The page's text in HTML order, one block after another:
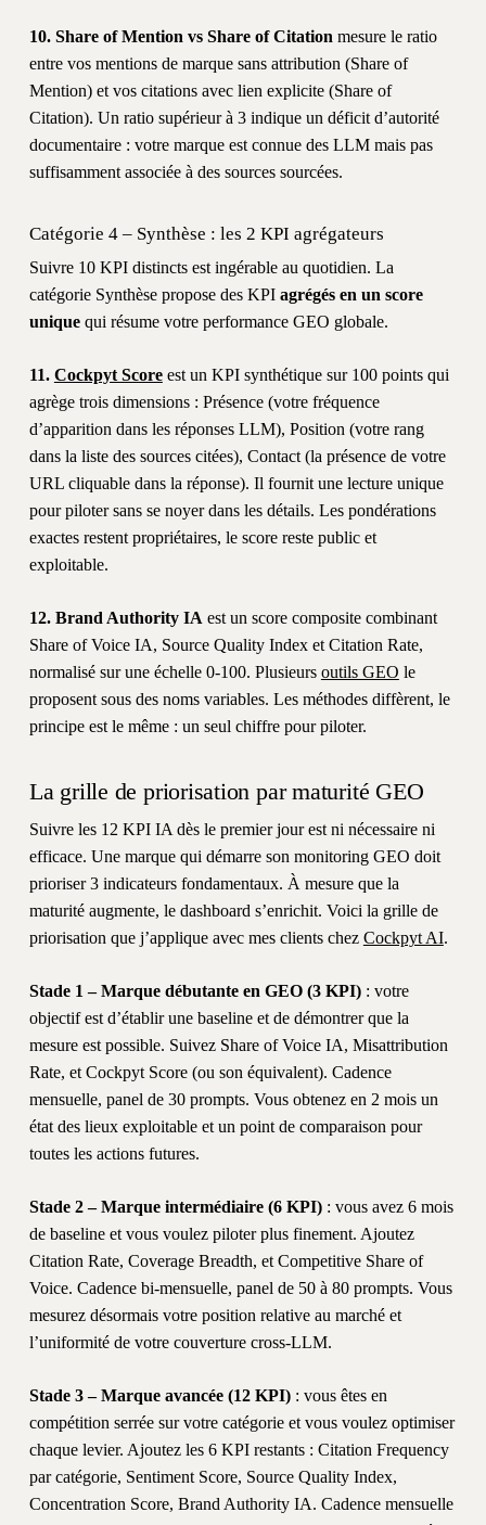
10. Share of Mention vs Share of Citation mesure le ratio
entre vos mentions de marque sans attribution (Share of
Mention) et vos citations avec lien explicite (Share of
Citation). Un ratio supérieur à 3 indique un déficit d’autorité
documentaire : votre marque est connue des LLM mais pas
suffisamment associée à des sources sourcées.
Catégorie 4 – Synthèse : les 2 KPI agrégateurs
Suivre 10 KPI distincts est ingérable au quotidien. La
catégorie Synthèse propose des KPI agrégés en un score
uniquequi résume votre performance GEO globale.
11. Cockpyt Scoreest un KPI synthétique sur 100 points qui
agrège trois dimensions : Présence (votre fréquence
d’apparition dans les réponses LLM), Position (votre rang
dans la liste des sources citées), Contact (la présence de votre
URL cliquable dans la réponse). Il fournit une lecture unique
pour piloter sans se noyer dans les détails. Les pondérations
exactes restent propriétaires, le score reste public et
exploitable.
12. Brand Authority IA est un score composite combinant
Share of Voice IA, Source Quality Index et Citation Rate,
normalisé sur une échelle 0-100. Plusieurs outils GEO le
proposent sous des noms variables. Les méthodes diffèrent, le
principe est le même : un seul chiffre pour piloter.
La grille de priorisation par maturité GEO
Suivre les 12 KPI IA dès le premier jour est ni nécessaire ni
efficace. Une marque qui démarre son monitoring GEO doit
prioriser 3 indicateurs fondamentaux. À mesure que la
maturité augmente, le dashboard s’enrichit. Voici la grille de
priorisation que j’applique avec mes clients chez Cockpyt AI.
Stade 1 – Marque débutante en GEO (3 KPI): votre
objectif est d’établir une baseline et de démontrer que la
mesure est possible. Suivez Share of Voice IA, Misattribution
Rate, et Cockpyt Score (ou son équivalent). Cadence
mensuelle, panel de 30 prompts. Vous obtenez en 2 mois un
état des lieux exploitable et un point de comparaison pour
toutes les actions futures.
Stade 2 – Marque intermédiaire (6 KPI): vous avez 6 mois
de baseline et vous voulez piloter plus finement. Ajoutez
Citation Rate, Coverage Breadth, et Competitive Share of
Voice. Cadence bi-mensuelle, panel de 50 à 80 prompts. Vous
mesurez désormais votre position relative au marché et
l’uniformité de votre couverture cross-LLM.
Stade 3 – Marque avancée (12 KPI): vous êtes en
compétition serrée sur votre catégorie et vous voulez optimiser
chaque levier. Ajoutez les 6 KPI restants : Citation Frequency
par catégorie, Sentiment Score, Source Quality Index,
Concentration Score, Brand Authority IA. Cadence mensuelle